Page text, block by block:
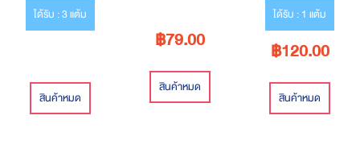
แดงยุงกัดได้รับ : 3 แต้ม
สินค้าหมด
ประสาทสัมผัสทั้งสายตา-
กล้ามเนื่อมัดเล็ก และเป็น
จุดเริ่มต้นของการเคี้ยว
฿79.00
สินค้าหมด
ได้รับ : 1 แต้ม
฿120.00
สินค้าหมด